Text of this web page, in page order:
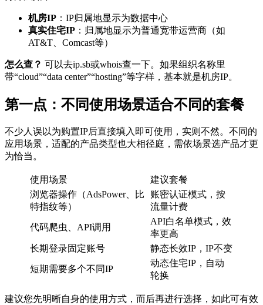
机房IP ：IP归属地显示为数据中心
真实住宅IP ：归属地显示为普通宽带运营商（如
AT&T、Comcast等）
怎么查？ 可以去ip.sb或whois查一下。如果组织名称里
带“cloud”“data center”“hosting”等字样，基本就是机房IP。
第一点：不同使用场景适合不同的套餐
不少人误以为购置IP后直接填入即可使用，实则不然。不同的
应用场景，适配的产品类型也大相径庭，需依场景选产品才更
为恰当。
使用场景
建议套餐
浏览器操作（AdsPower、比
特指纹等）
账密认证模式，按
流量计费
代码爬虫、API调用
API白名单模式，效
率更高
长期登录固定账号
静态长效IP，IP不变
短期需要多个不同IP
动态住宅IP，自动
轮换
建议您先明晰自身的使用方式，而后再进行选择，如此可有效